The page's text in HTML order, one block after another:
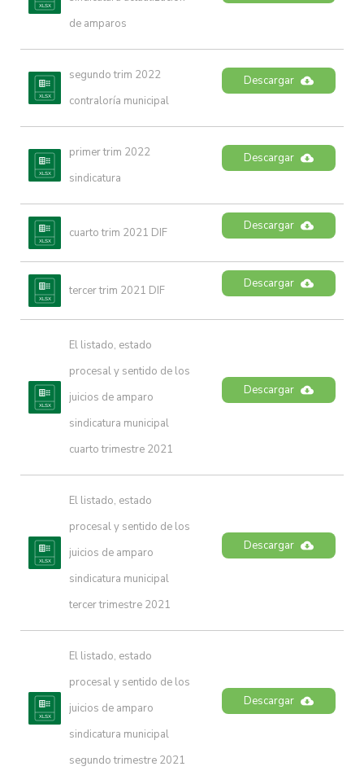
de amparos
segundo trim 2022
contraloría municipal
Descargar
primer trim 2022
sindicatura
Descargar
cuarto trim 2021 DIF Descargar
tercer trim 2021 DIF Descargar
El listado, estado
procesal y sentido de los
juicios de amparo
sindicatura municipal
cuarto trimestre 2021
Descargar
El listado, estado
procesal y sentido de los
juicios de amparo
sindicatura municipal
tercer trimestre 2021
Descargar
El listado, estado
procesal y sentido de los
juicios de amparo
sindicatura municipal
segundo trimestre 2021
Descargar